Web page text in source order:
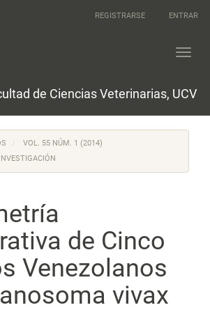
REGISTRARSE ENTRAR
de Ciencias Veterinarias, UCV
VOL. 55 NÚM. 1 (2014)
de Cinco
Venezolanos
vivax